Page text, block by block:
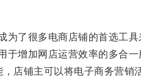
了很多电商店铺的首选工具
增加网店运营效率的多合一
铺主可以将电子商务营销